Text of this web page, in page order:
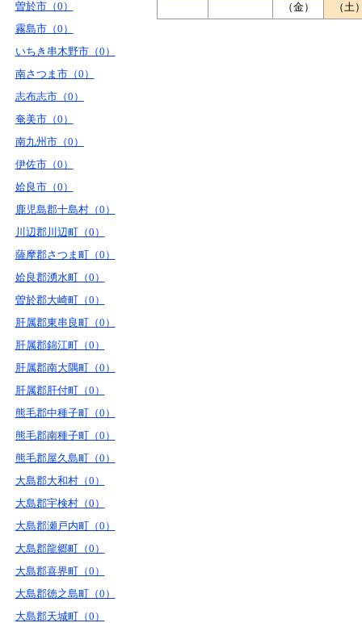
曽於市（0）
霧島市（0）
いちき串木野市（0）
南さつま市（0）
志布志市（0）
奄美市（0）
南九州市（0）
伊佐市（0）
姶良市（0）
鹿児島郡十島村（0）
川辺郡川辺町（0）
薩摩郡さつま町（0）
姶良郡湧水町（0）
曽於郡大崎町（0）
肝属郡東串良町（0）
肝属郡錦江町（0）
肝属郡南大隅町（0）
肝属郡肝付町（0）
熊毛郡中種子町（0）
熊毛郡南種子町（0）
熊毛郡屋久島町（0）
大島郡大和村（0）
大島郡宇検村（0）
大島郡瀬戸内町（0）
大島郡龍郷町（0）
大島郡喜界町（0）
大島郡徳之島町（0）
大島郡天城町（0）
（金）
（土